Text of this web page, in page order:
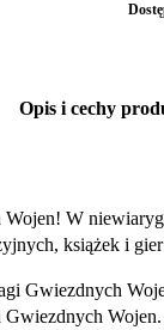
Opis i cechy
W
książek i
Gwiezdnych